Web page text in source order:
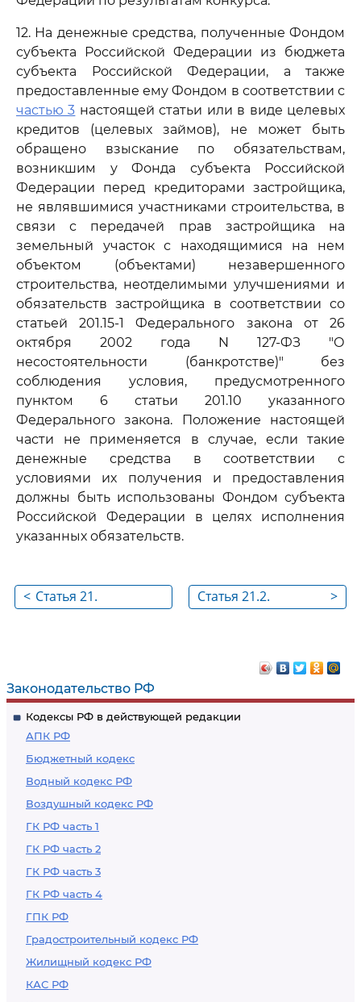
Законодательство РФ
Кодексы РФ в действующей редакции
АПК РФ
Бюджетный кодекс
Водный кодекс РФ
Воздушный кодекс РФ
ГК РФ часть 1
ГК РФ часть 2
ГК РФ часть 3
ГК РФ часть 4
ГПК РФ
Градостроительный кодекс РФ
Жилищный кодекс РФ
КАС РФ
12. На денежные средства, полученные Фондом
субъекта Российской Федерации из бюджета
субъекта Российской Федерации, а также
предоставленные ему Фондом в соответствии с
частью 3 настоящей статьи или в виде целевых
кредитов (целевых займов), не может быть
обращено взыскание по обязательствам,
возникшим у Фонда субъекта Российской
Федерации перед кредиторами застройщика,
не являвшимися участниками строительства, в
связи с передачей прав застройщика на
земельный участок с находящимися на нем
объектом (объектами) незавершенного
строительства, неотделимыми улучшениями и
обязательств застройщика в соответствии со
статьей 201.15-1 Федерального закона от 26
октября 2002 года N 127-ФЗ "О
несостоятельности (банкротстве)" без
соблюдения условия, предусмотренного
пунктом 6 статьи 201.10 указанного
Федерального закона. Положение настоящей
части не применяется в случае, если такие
денежные средства в соответствии с
условиями их получения и предоставления
должны быть использованы Фондом субъекта
Российской Федерации в целях исполнения
указанных обязательств.
< Статья 21.
>
Статья 21.2.
строительства
Фондом субъекта
Российской